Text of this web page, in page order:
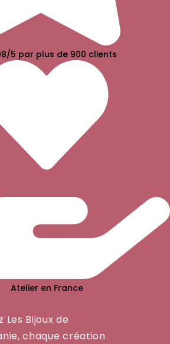
5 par plus de 900 clients
Atelier en France
Les Bijoux de
chaque création